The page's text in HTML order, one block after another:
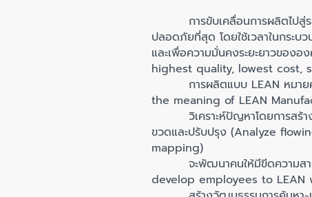
การขับเคลื่อนการผลิตไปสู่ร
ปลอดภัยที่สุด โดยใช้เวลาในกระบ
และเพื่อความมั่นคงระยะยาวขอ
highest quality, lowest cost,
การผลิตแบบ LEAN หมายคว
the meaning of LEAN
วิเคราะห์ปัญหาโดยการสร้าง
ขวดและปรับปรุง (Analyze
mapping)
จะพัฒนาคนให้มีขีดความสามา
develop employees to LEAN